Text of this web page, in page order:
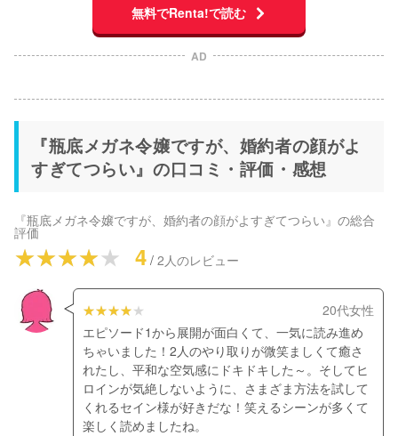
無料でRenta!で読む
AD
『瓶底メガネ令嬢ですが、婚約者の顔がよ
すぎてつらい』の口コミ・評価・感想
『瓶底メガネ令嬢ですが、婚約者の顔がよすぎてつらい』 の総合
評価
4 / 2 人のレビュー
20代女性
エピソード1から展開が面白くて、一気に読み進め
ちゃいました！2人のやり取りが微笑ましくて癒さ
れたし、平和な空気感にドキドキした～。そしてヒ
ロインが気絶しないように、さまざま方法を試して
くれるセイン様が好きだな！笑えるシーンが多くて
楽しく読めましたね。